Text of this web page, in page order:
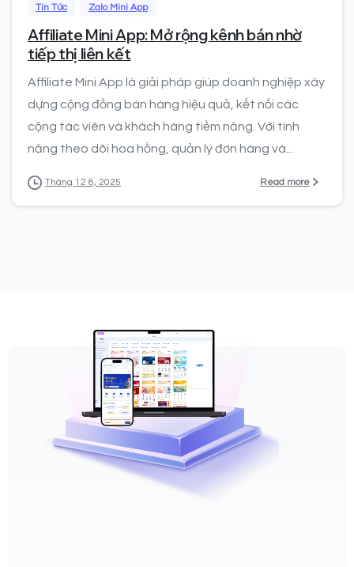
Tin Tức Zalo Mini App
Affiliate Mini App: Mở rộng kênh bán nhờ
tiếp thị liên kết
Affiliate Mini App là giải pháp giúp doanh nghiệp xây
dựng cộng đồng bán hàng hiệu quả, kết nối các
cộng tác viên và khách hàng tiềm năng. Với tính
năng theo dõi hoa hồng, quản lý đơn hàng và...
Tháng 12 8, 2025 Read more